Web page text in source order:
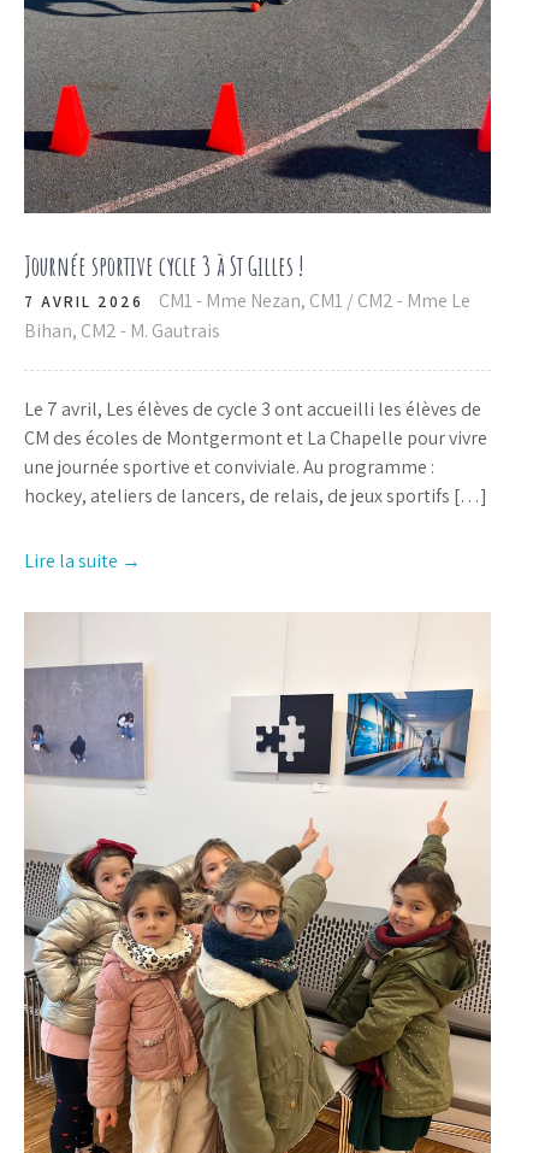
Journée sportive cycle 3 à St Gilles !
7 AVRIL 2026 CM1 - Mme Nezan, CM1 / CM2 - Mme Le
Bihan, CM2 - M. Gautrais
Le 7 avril, Les élèves de cycle 3 ont accueilli les élèves de
CM des écoles de Montgermont et La Chapelle pour vivre
une journée sportive et conviviale. Au programme :
hockey, ateliers de lancers, de relais, de jeux sportifs […]
Lire la suite →